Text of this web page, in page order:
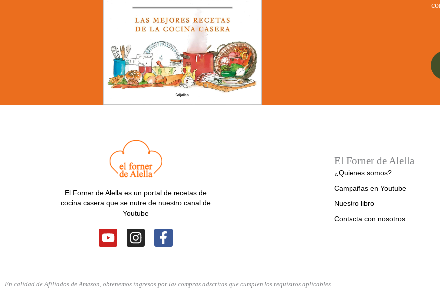
El Forner de Alella es un portal de recetas de
cocina casera que se nutre de nuestro canal de
Youtube
Y
o
u
I
n
a
F
a
b
El Forner de Alella
¿Quienes somos?
Campañas en Youtube
Nuestro libro
Contacta con nosotros
En calidad de Afiliados de Amazon, obtenemos ingresos por las compras adscritas que cumplen los requisitos aplicables